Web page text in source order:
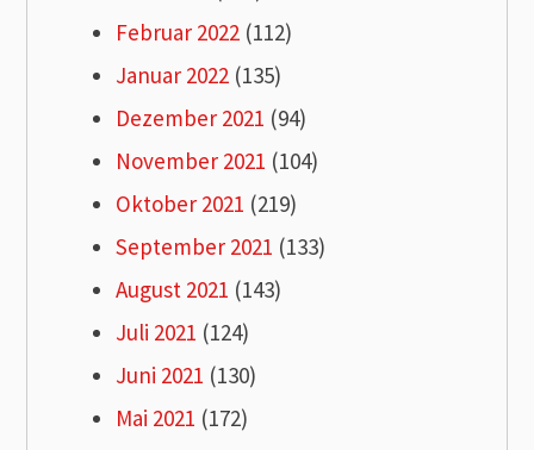
Februar 2022 (112)
Januar 2022 (135)
Dezember 2021 (94)
November 2021 (104)
Oktober 2021 (219)
September 2021 (133)
August 2021 (143)
Juli 2021 (124)
Juni 2021 (130)
Mai 2021 (172)